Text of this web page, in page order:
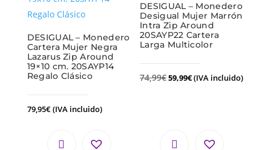
DESIGUAL – Monedero
Cartera Mujer Negra
Lazarus Zip Around
19×10 cm. 20SAYP14
Regalo Clásico
79,95€(IVA incluido)
DESIGUAL – Monedero
Desigual Mujer Marrón
Intra Zip Around
20SAYP22 Cartera
Larga Multicolor
74,99€59,99€(IVA incluido)